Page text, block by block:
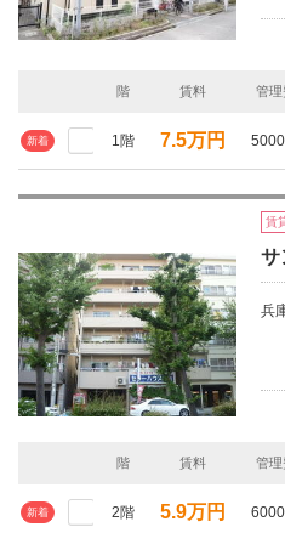
階 賃料 管理
新着 1階 7.5万円
賃
サ
兵
階 賃料 管理
新着 2階 5.9万円